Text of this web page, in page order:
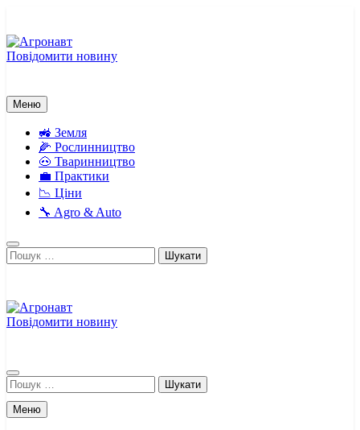
вмісту
Повідомити новину
Меню
🚜 Земля
🌽 Рослинництво
🐽 Тваринництво
💼 Практики
📉 Ціни
🔧 Agro & Auto
Пошук:
Повідомити новину
Пошук:
Меню